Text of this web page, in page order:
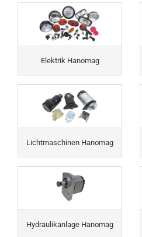
Elektrik Hanomag
Lichtmaschinen Hanomag
Hydraulikanlage Hanomag